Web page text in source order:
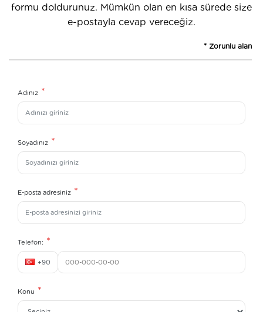
formu doldurunuz. Mümkün olan en kısa sürede size
e-postayla cevap vereceğiz.
* Zorunlu alan
Adınız *
Soyadınız *
E-posta adresiniz *
Telefon: *
+90
Konu *